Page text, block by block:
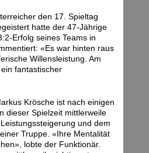
den 17. Spieltag
hatte der 47-Jährige
Erfolg seines Teams in
«Es war hinten raus
Willensleistung. Am
fantastischer
Krösche ist nach einigen
dieser Spielzeit mittlerweile
und dem
Truppe. «Ihre Mentalität
lobte der Funktionär.